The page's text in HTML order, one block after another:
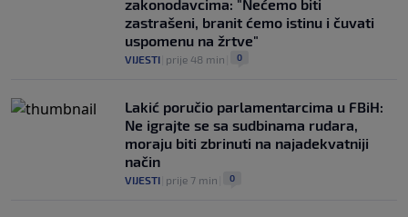
zakonodavcima: "Nećemo biti
zastrašeni, branit ćemo istinu i čuvati
uspomenu na žrtve"
VIJESTI prije 48 min 0
Lakić poručio parlamentarcima u FBiH:
Ne igrajte se sa sudbinama rudara,
moraju biti zbrinuti na najadekvatniji
način
VIJESTI prije 7 min 0